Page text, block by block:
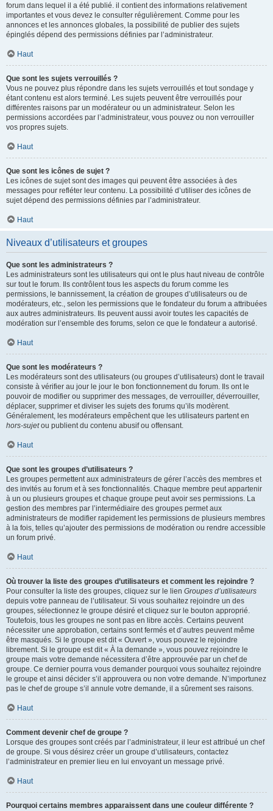
forum dans lequel il a été publié. il contient des informations relativement
importantes et vous devez le consulter régulièrement. Comme pour les
annonces et les annonces globales, la possibilité de publier des sujets
épinglés dépend des permissions définies par l’administrateur.
Haut
Que sont les sujets verrouillés ?
Vous ne pouvez plus répondre dans les sujets verrouillés et tout sondage y
étant contenu est alors terminé. Les sujets peuvent être verrouillés pour
différentes raisons par un modérateur ou un administrateur. Selon les
permissions accordées par l’administrateur, vous pouvez ou non verrouiller
vos propres sujets.
Haut
Que sont les icônes de sujet ?
Les icônes de sujet sont des images qui peuvent être associées à des
messages pour refléter leur contenu. La possibilité d’utiliser des icônes de
sujet dépend des permissions définies par l’administrateur.
Haut
Niveaux d’utilisateurs et groupes
Que sont les administrateurs ?
Les administrateurs sont les utilisateurs qui ont le plus haut niveau de contrôle
sur tout le forum. Ils contrôlent tous les aspects du forum comme les
permissions, le bannissement, la création de groupes d’utilisateurs ou de
modérateurs, etc., selon les permissions que le fondateur du forum a attribuées
aux autres administrateurs. Ils peuvent aussi avoir toutes les capacités de
modération sur l’ensemble des forums, selon ce que le fondateur a autorisé.
Haut
Que sont les modérateurs ?
Les modérateurs sont des utilisateurs (ou groupes d’utilisateurs) dont le travail
consiste à vérifier au jour le jour le bon fonctionnement du forum. Ils ont le
pouvoir de modifier ou supprimer des messages, de verrouiller, déverrouiller,
déplacer, supprimer et diviser les sujets des forums qu’ils modèrent.
Généralement, les modérateurs empêchent que les utilisateurs partent en
hors-sujetou publient du contenu abusif ou offensant.
Haut
Que sont les groupes d’utilisateurs ?
Les groupes permettent aux administrateurs de gérer l’accès des membres et
des invités au forum et à ses fonctionnalités. Chaque membre peut appartenir
à un ou plusieurs groupes et chaque groupe peut avoir ses permissions. La
gestion des membres par l’intermédiaire des groupes permet aux
administrateurs de modifier rapidement les permissions de plusieurs membres
à la fois, telles qu’ajouter des permissions de modération ou rendre accessible
un forum privé.
Haut
Où trouver la liste des groupes d’utilisateurs et comment les rejoindre ?
Pour consulter la liste des groupes, cliquez sur le lien Groupes d’utilisateurs
depuis votre panneau de l’utilisateur. Si vous souhaitez rejoindre un des
groupes, sélectionnez le groupe désiré et cliquez sur le bouton approprié.
Toutefois, tous les groupes ne sont pas en libre accès. Certains peuvent
nécessiter une approbation, certains sont fermés et d’autres peuvent même
être masqués. Si le groupe est dit « Ouvert », vous pouvez le rejoindre
librement. Si le groupe est dit « À la demande », vous pouvez rejoindre le
groupe mais votre demande nécessitera d’être approuvée par un chef de
groupe. Ce dernier pourra vous demander pourquoi vous souhaitez rejoindre
le groupe et ainsi décider s’il approuvera ou non votre demande. N’importunez
pas le chef de groupe s’il annule votre demande, il a sûrement ses raisons.
Haut
Comment devenir chef de groupe ?
Lorsque des groupes sont créés par l’administrateur, il leur est attribué un chef
de groupe. Si vous désirez créer un groupe d’utilisateurs, contactez
l’administrateur en premier lieu en lui envoyant un message privé.
Haut
Pourquoi certains membres apparaissent dans une couleur différente ?